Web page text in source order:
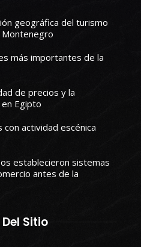
geográfica del turismo
más importantes de la
de precios y la
Egipto
actividad escénica
establecieron sistemas
antes de la
Sitio